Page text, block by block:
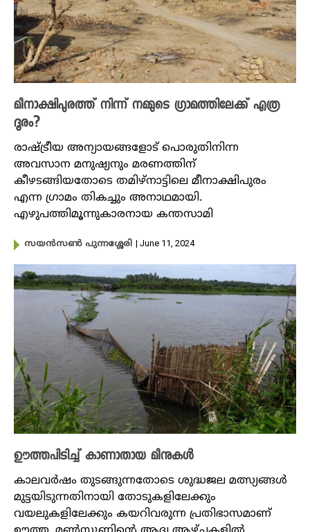
മീനാക്ഷിപുരത്ത്‌ നിന്ന്‌ നമ്മുടെ ഗ്രാമത്തിലേക്ക് എത്ര
ദൂരം?
രാഷ്‌ട്രീയ അന്യായങ്ങളോട്‌ പൊരുതിനിന്ന
അവസാന മനുഷ്യനും മരണത്തിന്‌
കീഴടങ്ങിയതോടെ തമിഴ്നാട്ടിലെ മീനാക്ഷിപുരം
എന്ന ​ഗ്രാമം തികച്ചും അനാഥമായി.
എഴുപത്തിമൂന്നുകാരനായ കന്തസാമി
സയൻസൺ പുന്നശ്ശേരി | June 11, 2024
ഊത്തപിടിച്ച് കാണാതായ മീനുകൾ
കാലവർഷം തുടങ്ങുന്നതോടെ ശുദ്ധജല മത്സ്യങ്ങൾ
മുട്ടയിടുന്നതിനായി തോടുകളിലേക്കും
വയലുകളിലേക്കും കയറിവരുന്ന പ്രതിഭാസമാണ്